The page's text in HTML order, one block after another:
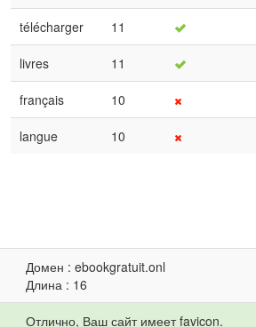
télécharger 11
livres 11
français 10
langue 10
Домен : ebookgratuit.onl
Длина : 16
Отлично, Ваш сайт имеет favicon.